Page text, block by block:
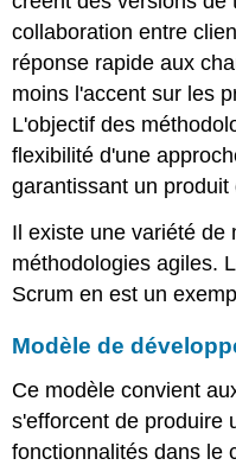
collaboration entre
réponse rapide aux
moins l'accent sur les
L'objectif des
flexibilité d'une
garantissant un produit
Il existe une variété de
méthodologies agiles.
Scrum en est un
Modèle de
Ce modèle convient
s'efforcent de produire
fonctionnalités dans le